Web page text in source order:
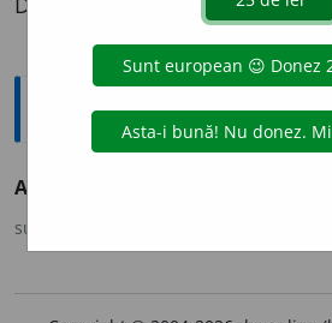
Antonime
Adogmatism
sursa: